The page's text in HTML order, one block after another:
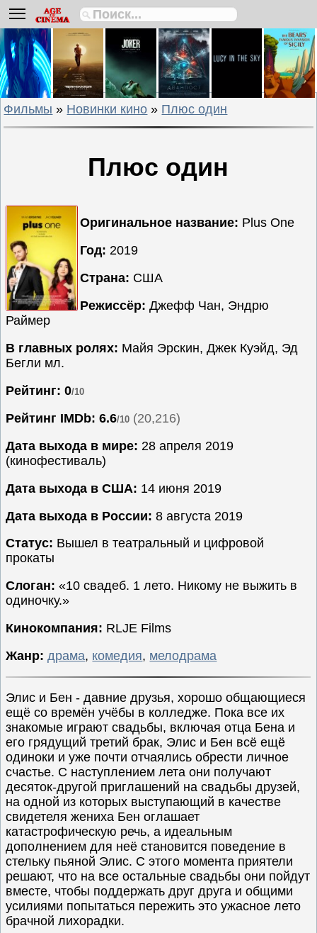
Биографии
Боевики
Вестерны
Военные
Детективы
Драмы
Мелодрамы
Мультфильмы
Мюзиклы
Приключения
Русские
фильмы
Сериалы
Ужасы
Фантастика
Фэнтези
Ожидаемые
кино
Фильмы » Новинки кино » Плюс один
Плюс один
Оригинальное название: Plus One
Год: 2019
Страна: США
Режиссёр: Джефф Чан, Эндрю
Раймер
В главных ролях: Майя Эрскин, Джек Куэйд, Эд
Бегли мл.
Рейтинг: 0/10
Рейтинг IMDb: 6.6/10 (20,216)
Дата выхода в мире: 28 апреля 2019
(кинофестиваль)
Дата выхода в США: 14 июня 2019
Дата выхода в России: 8 августа 2019
Статус: Вышел в театральный и цифровой
прокаты
Слоган: «10 свадеб. 1 лето. Никому не выжить в
одиночку.»
Кинокомпания: RLJE Films
Жанр: драма, комедия, мелодрама
Элис и Бен - давние друзья, хорошо общающиеся
ещё со времён учёбы в колледже. Пока все их
знакомые играют свадьбы, включая отца Бена и
его грядущий третий брак, Элис и Бен всё ещё
одиноки и уже почти отчаялись обрести личное
счастье. С наступлением лета они получают
десяток-другой приглашений на свадьбы друзей,
на одной из которых выступающий в качестве
свидетеля жениха Бен оглашает
катастрофическую речь, а идеальным
дополнением для неё становится поведение в
стельку пьяной Элис. С этого момента приятели
решают, что на все остальные свадьбы они пойдут
вместе, чтобы поддержать друг друга и общими
усилиями попытаться пережить это ужасное лето
брачной лихорадки.